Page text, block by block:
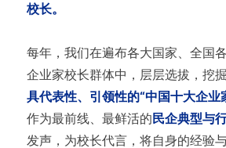
校长。
每年，我们在遍布各大国家、全国
企业家校长群体中，层层选拔，挖
具代表性、引领性的“中国十大企业
作为最前线、最鲜活的民企典型与
发声，为校长代言，将自身的经验